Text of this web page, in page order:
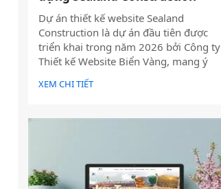
Dự án thiết kế website Sealand
Construction là dự án đầu tiên được
triển khai trong năm 2026 bởi Công ty
Thiết kế Website Biển Vàng, mang ý
nghĩa mở đầu cho một năm phát triển
mới với định hướng chuyên nghiệp, bài
XEM CHI TIẾT